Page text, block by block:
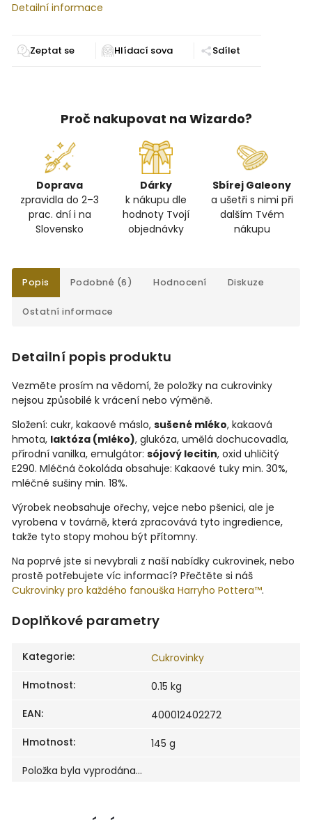
Detailní informace
Zeptat se Sdílet
Proč nakupovat na Wizardo?
Doprava
zpravidla do 2–3
prac. dní i na
Slovensko
Dárky
k nákupu dle
hodnoty Tvojí
objednávky
Sbírej Galeony
a ušetři s nimi při
dalším Tvém
nákupu
Popis Podobné (6) Hodnocení Diskuze
Ostatní informace
Detailní popis produktu
Vezměte prosím na vědomí, že položky na cukrovinky
nejsou způsobilé k vrácení nebo výměně.
Složení: cukr, kakaové máslo, sušené mléko, kakaová
hmota, laktóza (mléko), glukóza, umělá dochucovadla,
přírodní vanilka, emulgátor: sójový lecitin, oxid uhličitý
E290. Mléčná čokoláda obsahuje: Kakaové tuky min. 30%,
mléčné sušiny min. 18%.
Výrobek neobsahuje ořechy, vejce nebo pšenici, ale je
vyrobena v továrně, která zpracovává tyto ingredience,
takže tyto stopy mohou být přítomny.
Na poprvé jste si nevybrali z naší nabídky cukrovinek, nebo
prostě potřebujete víc informací? Přečtěte si náš
Cukrovinky pro každého fanouška Harryho Pottera™.
Doplňkové parametry
Kategorie:
Cukrovinky
Hmotnost:
0.15 kg
EAN:
400012402272
Hmotnost:
145 g
Položka byla vyprodána…